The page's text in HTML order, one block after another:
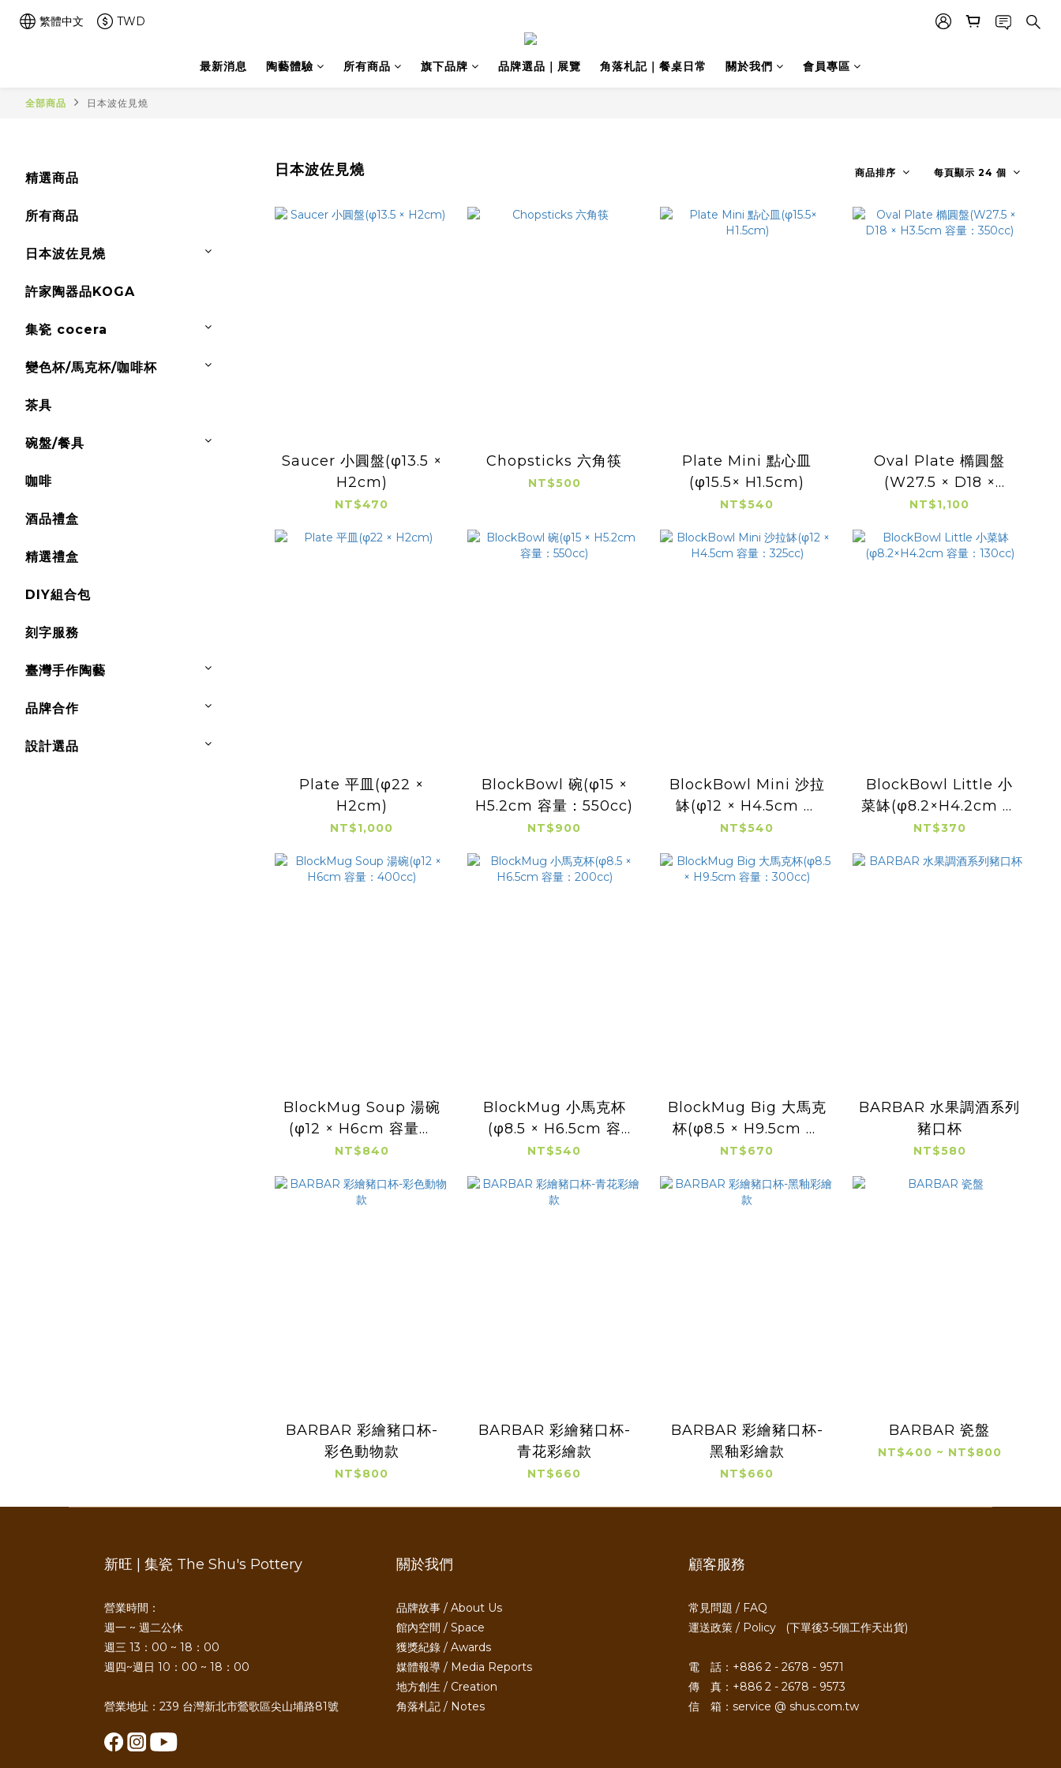
繁體中文 TWD
最新消息 陶藝體驗 所有商品 旗下品牌 品牌選品｜展覽 角落札記｜餐桌日常 關於我們 會員專區
全部商品 日本波佐見燒
精選商品
所有商品
日本波佐見燒
許家陶器品KOGA
集瓷 cocera
變色杯/馬克杯/咖啡杯
茶具
碗盤/餐具
咖啡
酒品禮盒
精選禮盒
DIY組合包
刻字服務
臺灣手作陶藝
品牌合作
設計選品
日本波佐見燒 商品排序 每頁顯示 24 個
Saucer 小圓盤(φ13.5 ×
H2cm)
NT$470
Chopsticks 六角筷
NT$500
Plate Mini 點心皿
(φ15.5× H1.5cm)
NT$540
Oval Plate 橢圓盤
(W27.5 × D18 ×
H3.5cm 容量：350cc)
NT$1,100
Plate 平皿(φ22 ×
H2cm)
NT$1,000
BlockBowl 碗(φ15 ×
H5.2cm 容量：550cc)
NT$900
BlockBowl Mini 沙拉
缽(φ12 × H4.5cm 容
量：325cc)
NT$540
BlockBowl Little 小
菜缽(φ8.2×H4.2cm 容
量：130cc)
NT$370
BlockMug Soup 湯碗
(φ12 × H6cm 容量：
400cc)
NT$840
BlockMug 小馬克杯
(φ8.5 × H6.5cm 容
量：200cc)
NT$540
BlockMug Big 大馬克
杯(φ8.5 × H9.5cm 容
量：300cc)
NT$670
BARBAR 水果調酒系列
豬口杯
NT$580
BARBAR 彩繪豬口杯-
彩色動物款
NT$800
BARBAR 彩繪豬口杯-
青花彩繪款
NT$660
BARBAR 彩繪豬口杯-
黑釉彩繪款
NT$660
BARBAR 瓷盤
NT$400 ~ NT$800
新旺 | 集瓷 The Shu's Pottery
營業時間：
週一 ~ 週二公休
週三 13：00 ~ 18：00
週四~週日 10：00 ~ 18：00
營業地址：239 台灣新北市鶯歌區尖山埔路81號
關於我們
品牌故事 / About Us
館內空間 / Space
獲獎紀錄 / Awards
媒體報導 / Media Reports
地方創生 / Creation
角落札記 / Notes
顧客服務
常見問題 / FAQ
運送政策 / Policy (下單後3-5個工作天出貨)
電 話：+886 2 - 2678 - 9571
傳 真：+886 2 - 2678 - 9573
信 箱：service @ shus.com.tw